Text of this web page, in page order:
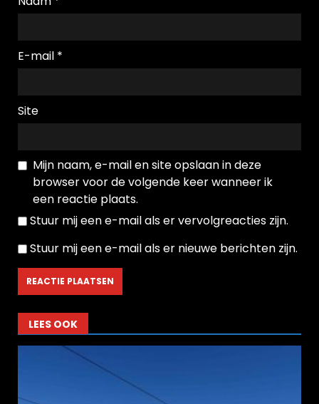
E-mail *
Site
Mijn naam, e-mail en site opslaan in deze
browser voor de volgende keer wanneer ik
een reactie plaats.
Stuur mij een e-mail als er vervolgreacties zijn.
Stuur mij een e-mail als er nieuwe berichten zijn.
LEES OOK